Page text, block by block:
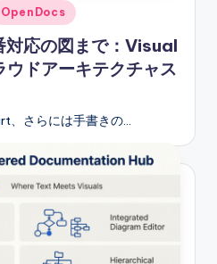
OpenDocs
対応の図まで：Visual
ドアーキテクチャス
、さらには手書きの…